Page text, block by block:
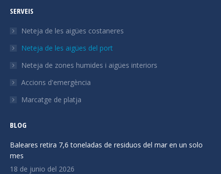
Facebook
s'obre
una
finestra
nova
Linkedin
s'obre
una
finestra
nova
s'obre
una
finestra
nova
SERVEIS
Neteja de les aigües costaneres
Neteja de les aigües del port
Neteja de zones humides i aigües interiors
Accions d'emergència
Marcatge de platja
BLOG
Baleares retira 7,6 toneladas de residuos del mar en un solo
mes
18 de junio del 2026